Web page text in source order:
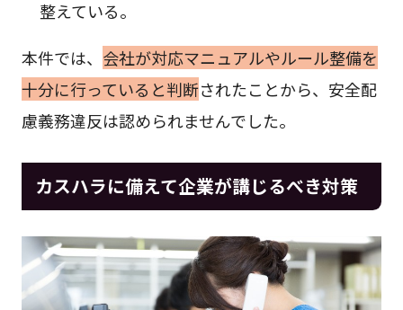
整えている。
本件では、 会社が対応マニュアルやルール整備を
十分に行っていると判断されたことから、安全配
慮義務違反は認められませんでした。
カスハラに備えて企業が講じるべき対策